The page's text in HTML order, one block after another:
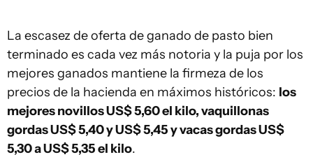
La escasez de oferta de ganado de pasto bien
terminado es cada vez más notoria y la puja por los
mejores ganados mantiene la firmeza de los
precios de la hacienda en máximos históricos: los
mejores novillos US$ 5,60 el kilo, vaquillonas
gordas US$ 5,40 y US$ 5,45 y vacas gordas US$
5,30 a US$ 5,35 el kilo.